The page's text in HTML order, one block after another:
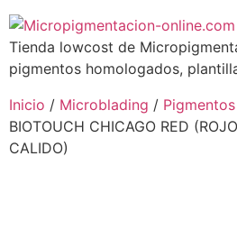
Tienda lowcost de
pigmentos homologados,
Inicio / Microblading / Pigmentos
BIOTOUCH CHICAGO RED
CALIDO)